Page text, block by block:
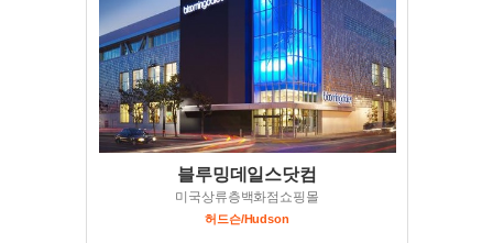
블루밍데일스닷컴
미국상류층백화점쇼핑몰
허드슨/Hudson